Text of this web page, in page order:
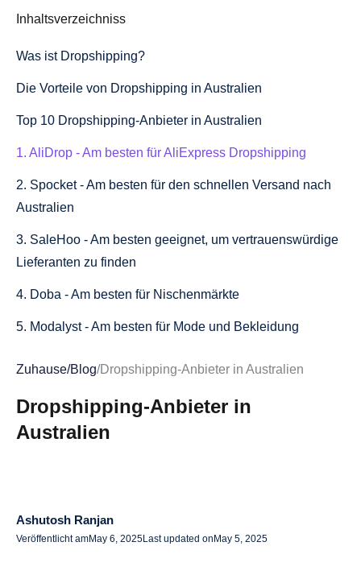
Inhaltsverzeichniss
Was ist Dropshipping?
Die Vorteile von Dropshipping in Australien
Top 10 Dropshipping-Anbieter in Australien
1. AliDrop - Am besten für AliExpress Dropshipping
2. Spocket - Am besten für den schnellen Versand nach
Australien
3. SaleHoo - Am besten geeignet, um vertrauenswürdige
Lieferanten zu finden
4. Doba - Am besten für Nischenmärkte
5. Modalyst - Am besten für Mode und Bekleidung
8. iDropship — Am besten für Haus und Garten
So finden Sie zuverlässige Dropshipping-Lieferanten in
Australien
Zuhause/Blog/Dropshipping-Anbieter in Australien
Dropshipping-Anbieter in
Australien
Ashutosh Ranjan
Veröffentlicht amMay 6, 2025Last updated on May 5, 2025